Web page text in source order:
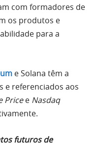
com formadores de
os produtos e
para a
e Solana têm a
e referenciados aos
Pricee Nasdaq
futuros de